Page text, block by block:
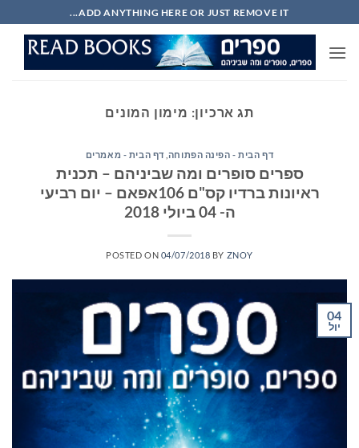
to
content
ADD ANYTHING HERE OR JUST REMOVE IT...
תג ארכיון: מימון המונים
דף הבית - הפינה הפתוחה דף הבית - מאמרים
ספרים סופרים ומה שביניהם – תכנית
ראיונות ברדיו קס"ם 106אפאם – יום רביעי
ה- 04 ביולי 2018
POSTED ON 04/07/2018 BY ZNOY
04
יול